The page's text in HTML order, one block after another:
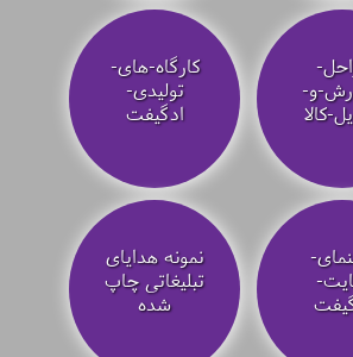
و-
کالا
کارگاه-های-
تولیدی-
ادگیفت
نمونه هدایای
تبلیغاتی چاپ
شده